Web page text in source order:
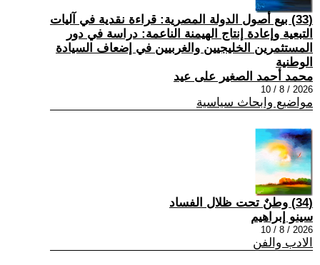
(33) بيع أصول الدولة المصرية: قراءة نقدية في آليات
التبعية وإعادة إنتاج الهيمنة الناعمة: دراسة في دور
المستثمرين الخليجيين والغربيين في إضعاف السيادة
الوطنية
محمد أحمد الصغير على عيد
2026 / 8 / 10
مواضيع وابحاث سياسية
(34) وطنٌ تحت ظلال الفساد
سينو إبراهيم
2026 / 8 / 10
الادب والفن